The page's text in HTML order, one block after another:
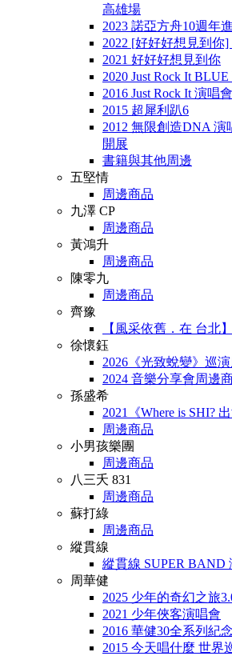
高雄場
2023 諾亞方舟10週年
2022 [好好好想見到你
2021 好好好想見到你
2020 Just Rock It
2016 Just Rock It 演唱會
2015 超犀利趴6
2012 無限創造DNA
開展
書籍與其他周邊
五堅情
周邊商品
九澤 CP
周邊商品
黃鴻升
周邊商品
陳零九
周邊商品
齊豫
【風采依舊．在 台北
徐懷鈺
2026《光致蛻變》巡
2024 音樂分享會周邊
孫盛希
2021《Where is SHI?
周邊商品
小男孩樂團
周邊商品
八三夭 831
周邊商品
蘇打綠
周邊商品
縱貫線
縱貫線 SUPER BAND
周華健
2025 少年的奇幻之旅
2021 少年俠客演唱會
2016 華健30全系列紀
2015 今天唱什麼 世界